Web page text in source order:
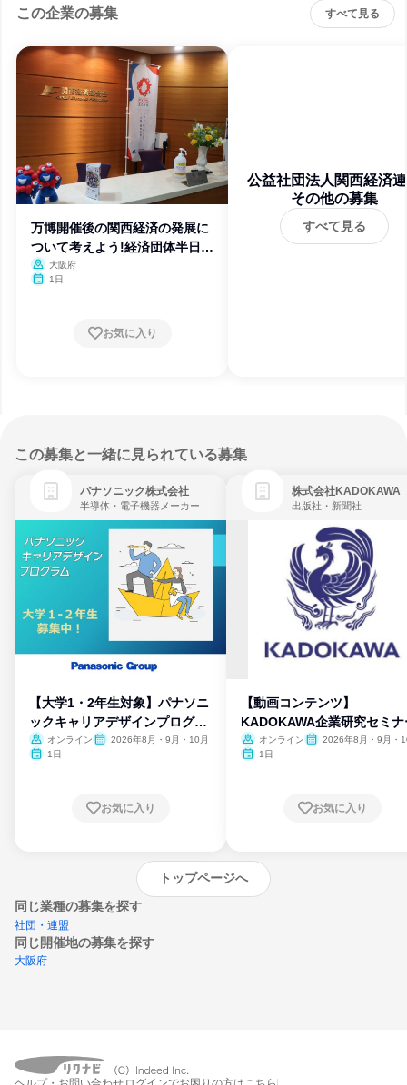
この企業の募集 すべて見る
万博開催後の関西経済の発展に
ついて考えよう!経済団体半日体
験
大阪府
1日
お気に入り
公益社団法人関西経済
会
その他の募集
すべて見る
この募集と一緒に見られている募集
パナソニック株式会社
半導体・電子機器メーカー
【大学1・2年生対象】パナソニ
ックキャリアデザインプログラ
ム
オンライン
2026年8月・9月・10月
1日
お気に入り
株式会社KADOKAWA
出版社・新聞社
【動画コンテンツ】
KADOKAWA企業研究セミナ
オンライン
2026年8月・9月・
1日
お気に入り
トップページへ
同じ業種の募集を探す
社団・連盟
同じ開催地の募集を探す
大阪府
エントリーするとプログラムの詳細案内を